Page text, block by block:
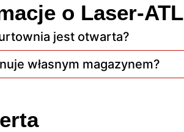
o Laser-ATL
jest otwarta?
własnym magazynem?